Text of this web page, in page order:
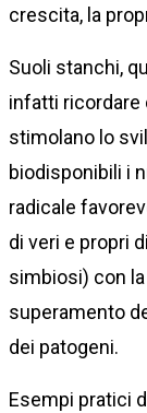
crescita, la
Suoli stanchi,
infatti ricordare
stimolano lo
biodisponibili i
radicale
di veri e propri
simbiosi) con
superamento
dei patogeni.
Esempi pratici